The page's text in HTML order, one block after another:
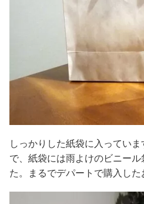
しっかりした紙袋に入ってい
で、紙袋には雨よけのビニー
た。まるでデパートで購入した